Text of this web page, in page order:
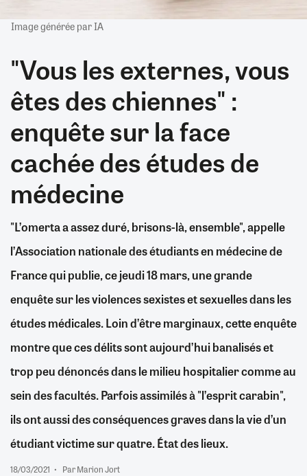
Image générée par IA
"Vous les externes, vous
êtes des chiennes" :
enquête sur la face
cachée des études de
médecine
"L’omerta a assez duré, brisons-là, ensemble", appelle
l’Association nationale des étudiants en médecine de
France qui publie, ce jeudi 18 mars, une grande
enquête sur les violences sexistes et sexuelles dans les
études médicales. Loin d’être marginaux, cette enquête
montre que ces délits sont aujourd’hui banalisés et
trop peu dénoncés dans le milieu hospitalier comme au
sein des facultés. Parfois assimilés à "l’esprit carabin",
ils ont aussi des conséquences graves dans la vie d’un
étudiant victime sur quatre. État des lieux.
18/03/2021 Par Marion Jort